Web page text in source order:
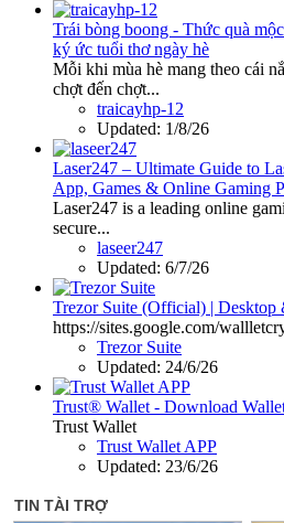
Trái bòng boong - Thức quà
ký ức tuổi thơ ngày hè
Mỗi khi mùa hè mang theo cái
chợt đến chợt...
traicayhp-12
Updated: 1/8/26
Laser247 – Ultimate Guide to
App, Games & Online Gaming
Laser247 is a leading online
secure...
laseer247
Updated: 6/7/26
Trezor Suite (Official) |
https://sites.google.com/
Trezor Suite
Updated: 24/6/26
Trust® Wallet - Download
Trust Wallet
Trust Wallet APP
Updated: 23/6/26